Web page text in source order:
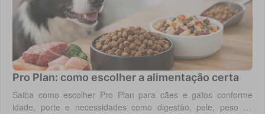
Pro Plan: como escolher a alimentação certa
Saiba como escolher Pro Plan para cães e gatos conforme
idade, porte e necessidades como digestão, pele, peso ou